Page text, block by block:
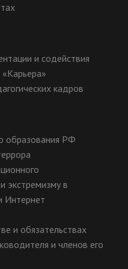
и содействия
кадров
образования РФ
экстремизму в
Интернет
и обязательствах
и членов его